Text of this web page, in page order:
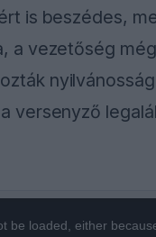
is beszédes,
a vezetőség
versenyző
be loaded, either